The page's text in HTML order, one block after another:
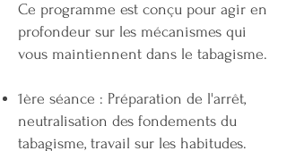
Ce programme est conçu pour agir en
profondeur sur les mécanismes qui
vous maintiennent dans le tabagisme.
1ère séance : ​Préparation de l'arrêt,
neutralisation des fondements du
tabagisme, travail sur les habitudes.